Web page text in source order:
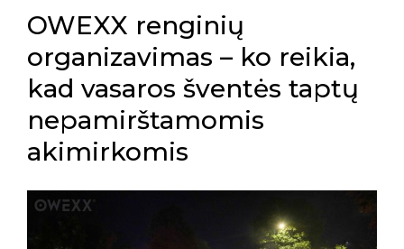
OWEXX renginių
organizavimas – ko reikia,
kad vasaros šventės taptų
nepamirštamomis
akimirkomis